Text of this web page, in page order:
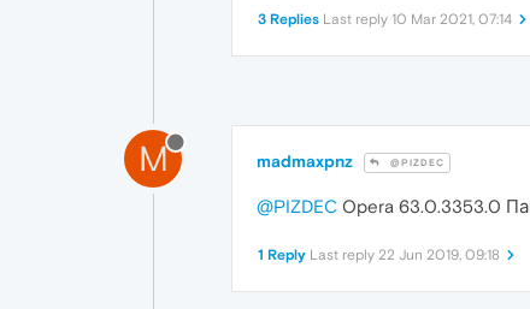
3 Replies Last reply 10 Mar 2021, 07:14
M madmaxpnz @PIZDEC
@PIZDEC Opera 63.0.3353.0
1 Reply Last reply 22 Jun 2019, 09:18